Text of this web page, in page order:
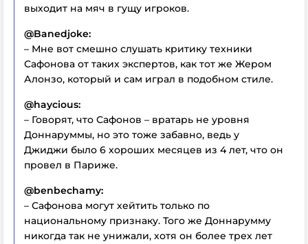
выходит на мяч в гущу игроков.
@Banedjoke:
– Мне вот смешно слушать критику техники
Сафонова от таких экспертов, как тот же Жером
Алонзо, который и сам играл в подобном стиле.
@haycious:
– Говорят, что Сафонов – вратарь не уровня
Доннаруммы, но это тоже забавно, ведь у
Джиджи было 6 хороших месяцев из 4 лет, что он
провел в Париже.
@benbechamy:
– Сафонова могут хейтить только по
национальному признаку. Того же Доннарумму
никогда так не унижали, хотя он более трех лет